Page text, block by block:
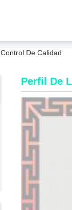
De Calidad
Perfil De